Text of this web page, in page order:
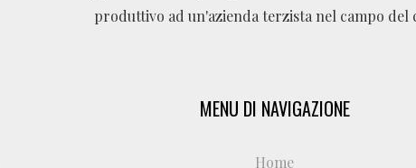
produttivo ad un'azienda terzista nel campo del
MENU DI NAVIGAZIONE
Home